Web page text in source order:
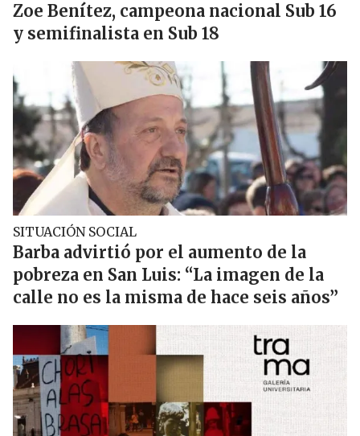
Zoe Benítez, campeona nacional Sub 16
y semifinalista en Sub 18
SITUACIÓN SOCIAL
Barba advirtió por el aumento de la
pobreza en San Luis: “La imagen de la
calle no es la misma de hace seis años”